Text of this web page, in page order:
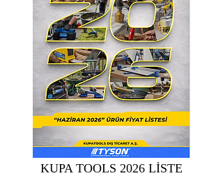
KUPA TOOLS 2026 LİSTE